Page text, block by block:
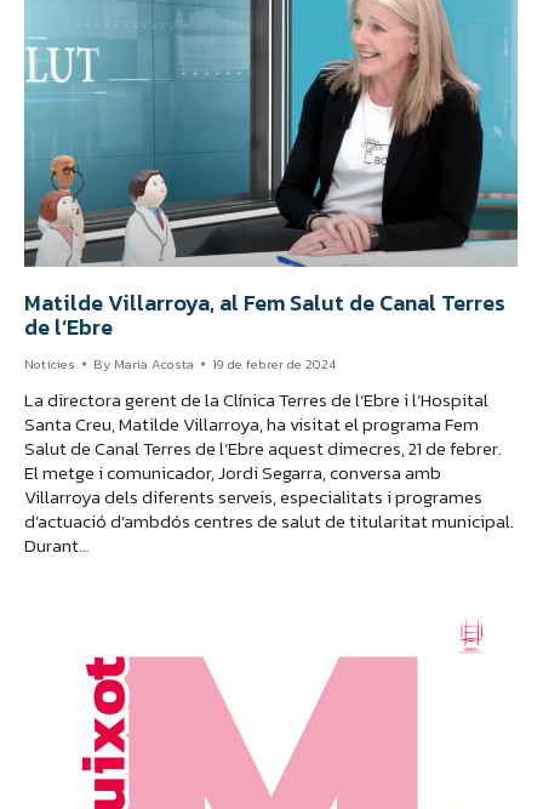
Matilde Villarroya, al Fem Salut de Canal Terres
de l’Ebre
Notícies By Maria Acosta 19 de febrer de 2024
La directora gerent de la Clínica Terres de l’Ebre i l’Hospital
Santa Creu, Matilde Villarroya, ha visitat el programa Fem
Salut de Canal Terres de l’Ebre aquest dimecres, 21 de febrer.
El metge i comunicador, Jordi Segarra, conversa amb
Villarroya dels diferents serveis, especialitats i programes
d’actuació d’ambdós centres de salut de titularitat municipal.
Durant…